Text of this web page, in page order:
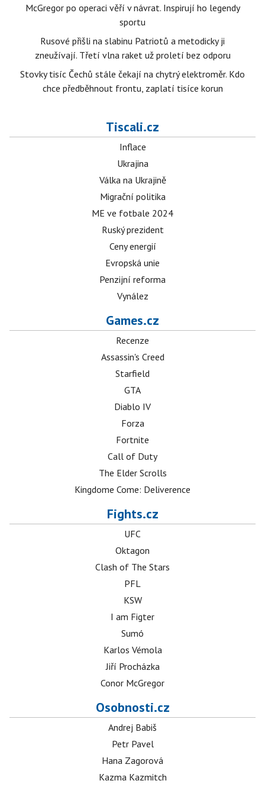
McGregor po operaci věří v návrat. Inspirují ho legendy
sportu
Rusové přišli na slabinu Patriotů a metodicky ji
zneužívají. Třetí vlna raket už proletí bez odporu
Stovky tisíc Čechů stále čekají na chytrý elektroměr. Kdo
chce předběhnout frontu, zaplatí tisíce korun
Tiscali.cz
Inflace
Ukrajina
Válka na Ukrajině
Migrační politika
ME ve fotbale 2024
Ruský prezident
Ceny energií
Evropská unie
Penzijní reforma
Vynález
Games.cz
Recenze
Assassin's Creed
Starfield
GTA
Diablo IV
Forza
Fortnite
Call of Duty
The Elder Scrolls
Kingdome Come: Deliverence
Fights.cz
UFC
Oktagon
Clash of The Stars
PFL
KSW
I am Figter
Sumó
Karlos Vémola
Jiří Procházka
Conor McGregor
Osobnosti.cz
Andrej Babiš
Petr Pavel
Hana Zagorová
Kazma Kazmitch